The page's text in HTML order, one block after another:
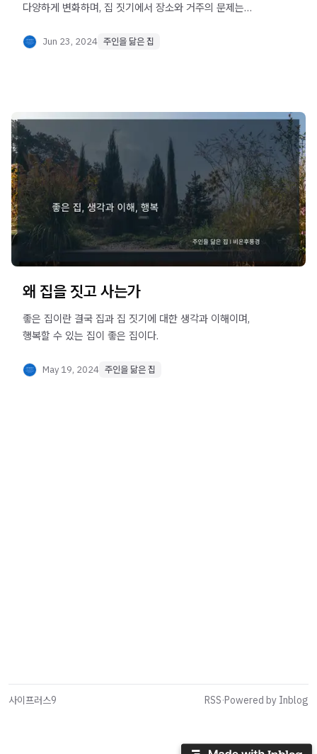
다양하게 변화하며, 집 짓기에서 장소와 거주의 문제는
Jun 23, 2024 주인을 닮은 집
왜 집을 짓고 사는가
좋은 집이란 결국 집과 집 짓기에 대한 생각과 이해이며,
행복할 수 있는 집이 좋은 집이다.
May 19, 2024 주인을 닮은 집
사이프러스9 RSS·Powered by Inblog